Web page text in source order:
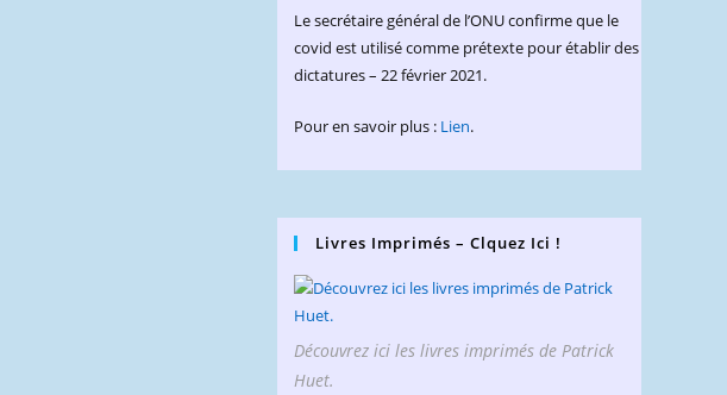
Le secrétaire général de l’ONU confirme que le
covid est utilisé comme prétexte pour établir des
dictatures – 22 février 2021.
Pour en savoir plus : Lien.
Livres Imprimés – Clquez Ici !
Découvrez ici les livres imprimés de Patrick
Huet.